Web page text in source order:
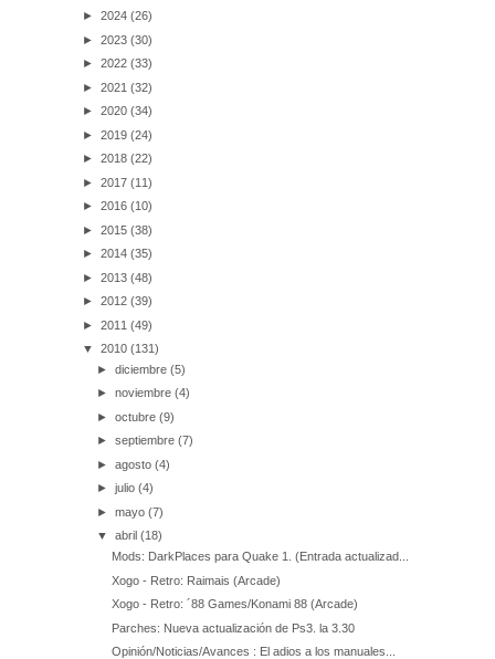
► 2024 (26)
► 2023 (30)
► 2022 (33)
► 2021 (32)
► 2020 (34)
► 2019 (24)
► 2018 (22)
► 2017 (11)
► 2016 (10)
► 2015 (38)
► 2014 (35)
► 2013 (48)
► 2012 (39)
► 2011 (49)
▼ 2010 (131)
►diciembre(5)
►noviembre(4)
►octubre(9)
►septiembre(7)
►agosto(4)
►julio(4)
►mayo(7)
▼abril(18)
Mods: DarkPlaces para Quake 1. (Entrada actualizad...
Xogo - Retro: Raimais (Arcade)
Xogo - Retro: ´88 Games/Konami 88 (Arcade)
Parches: Nueva actualización de Ps3. la 3.30
Opinión/Noticias/Avances : El adios a los manuales...